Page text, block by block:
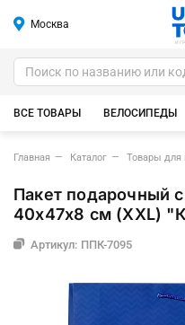
Москва
ВСЕ ТОВАРЫ ВЕЛОСИПЕДЫ
Главная Каталог Товары для
Пакет подарочный
40х47х8 см (XXL)
Артикул: ППК-7095